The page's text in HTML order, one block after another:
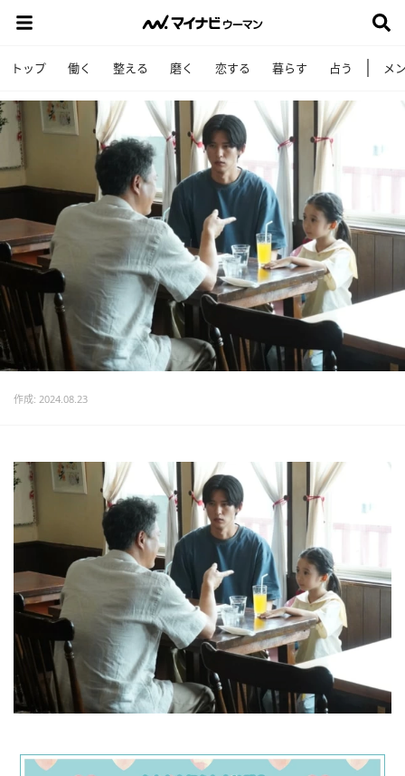
トップ 働く 整える 磨く 恋する 暮らす 占う メ
作成: 2024.08.23